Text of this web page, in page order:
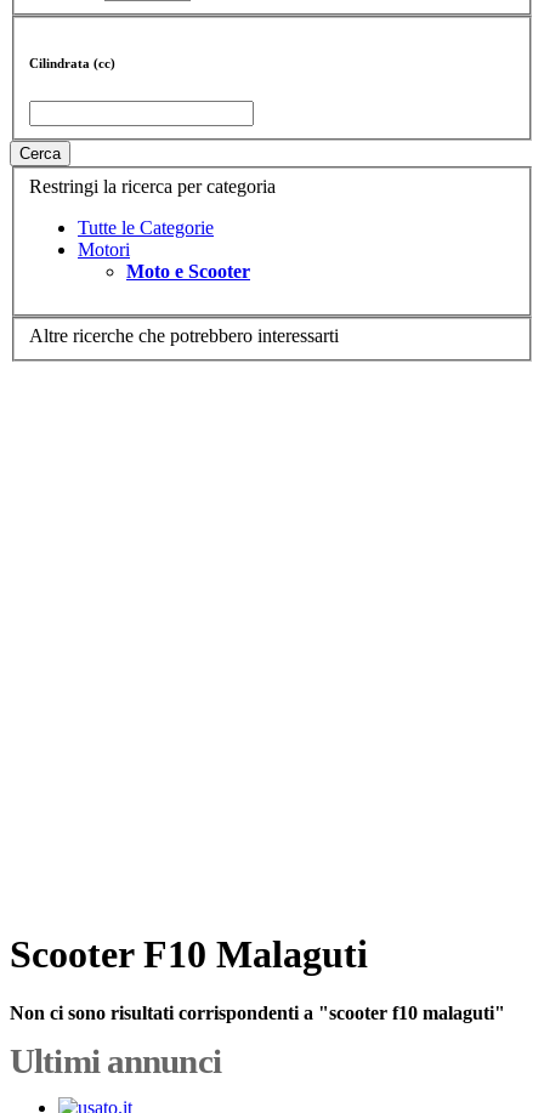
Cilindrata (cc)
Cerca
Restringi la ricerca per categoria
Tutte le Categorie
Motori
Moto e Scooter
Altre ricerche che potrebbero interessarti
Scooter F10 Malaguti
Non ci sono risultati corrispondenti a "scooter f10 malaguti"
Ultimi annunci